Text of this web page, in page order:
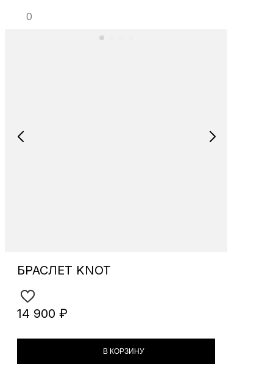
0
БРАСЛЕТ KNOT
14 900 ₽
В КОРЗИНУ